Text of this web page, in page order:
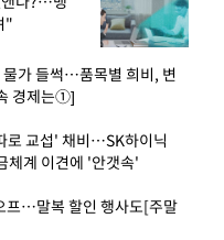
"
가 들썩…품목별 희비, 변
경제는①]
로 교섭' 채비…SK하이닉
체계 이견에 '안갯속'
프…말복 할인 행사도[주말